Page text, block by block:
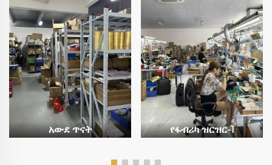
አውደ ጥናት የፋብሪካ ዝርዝር-1